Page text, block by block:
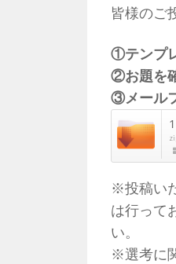
皆様のご
①テンプ
②お題を
③メール
※投稿い
は行って
い。
※選考に